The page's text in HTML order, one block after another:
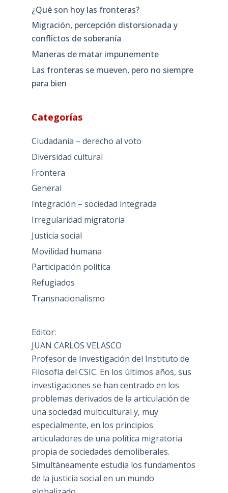
¿Qué son hoy las fronteras?
Migración, percepción distorsionada y
conflictos de soberanía
Maneras de matar impunemente
Las fronteras se mueven, pero no siempre
para bien
Categorías
Ciudadanía – derecho al voto
Diversidad cultural
Frontera
General
Integración – sociedad integrada
Irregularidad migratoria
Justicia social
Movilidad humana
Participación política
Refugiados
Transnacionalismo
Editor:
JUAN CARLOS VELASCO
Profesor de Investigación del Instituto de
Filosofía del CSIC. En los últimos años, sus
investigaciones se han centrado en los
problemas derivados de la articulación de
una sociedad multicultural y, muy
especialmente, en los principios
articuladores de una política migratoria
propia de sociedades demoliberales.
Simultáneamente estudia los fundamentos
de la justicia social en un mundo